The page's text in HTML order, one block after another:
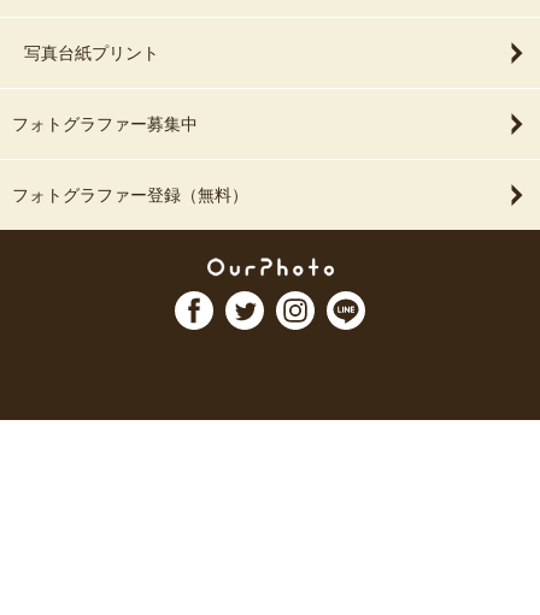
写真台紙プリント
フォトグラファー募集中
フォトグラファー登録（無料）